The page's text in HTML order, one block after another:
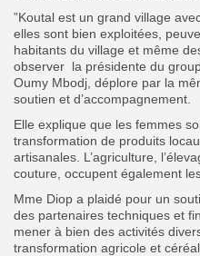
”Koutal est un grand village
elles sont bien exploitées,
habitants du village et même
observer la présidente du
Oumy Mbodj, déplore par la
soutien et d’accompagnement.
Elle explique que les femmes
transformation de produits
artisanales. L’agriculture,
couture, occupent également
Mme Diop a plaidé pour un
des partenaires techniques et
mener à bien des activités
transformation agricole et